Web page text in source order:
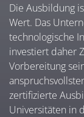
Die Ausbildung
Wert. Das
technologische
investiert daher
Vorbereitung
zertifizierte
Universitäten in